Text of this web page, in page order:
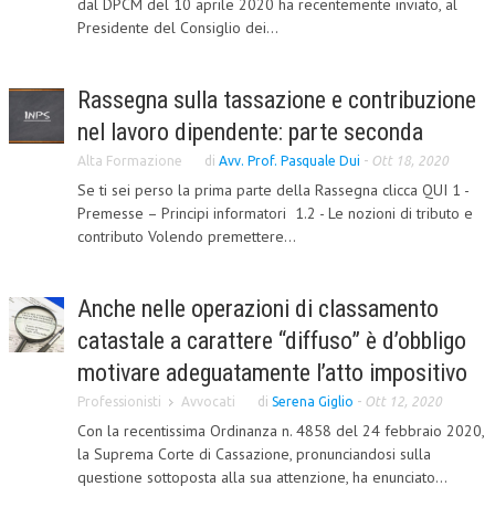
ARCHIVIO CORSI 2015
BROCHURE CE.S.E.D.
LA RIVISTA
LA RIVISTA
COMITATO SCIENTIFICO
REDAZIONE
PEER REVIEW
AUTORI
COLLABORA CON NOI
dal DPCM del 10 aprile 2020 ha recentemente inviato, al
Presidente del Consiglio dei...
Rassegna sulla tassazione e contribuzione
nel lavoro dipendente: parte seconda
Alta Formazione di Avv. Prof. Pasquale Dui - Ott 18, 2020
Se ti sei perso la prima parte della Rassegna clicca QUI 1 -
Premesse – Principi informatori 1.2 - Le nozioni di tributo e
contributo Volendo premettere...
Anche nelle operazioni di classamento
catastale a carattere “diffuso” è d’obbligo
motivare adeguatamente l’atto impositivo
Professionisti Avvocati di Serena Giglio - Ott 12, 2020
Con la recentissima Ordinanza n. 4858 del 24 febbraio 2020,
la Suprema Corte di Cassazione, pronunciandosi sulla
questione sottoposta alla sua attenzione, ha enunciato...